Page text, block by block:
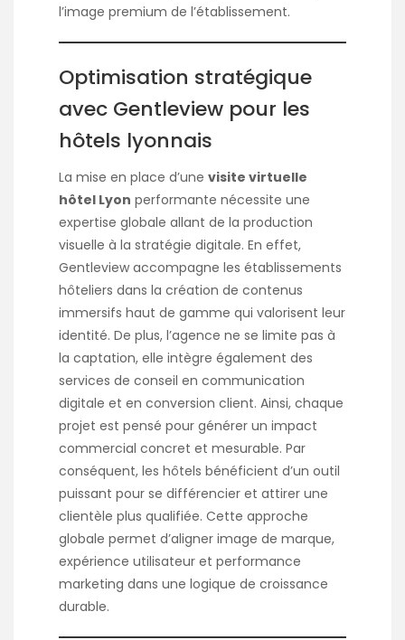
l’image premium de l’établissement.
Optimisation stratégique
avec Gentleview pour les
hôtels lyonnais
La mise en place d’une visite virtuelle
hôtel Lyon performante nécessite une
expertise globale allant de la production
visuelle à la stratégie digitale. En effet,
Gentleview accompagne les établissements
hôteliers dans la création de contenus
immersifs haut de gamme qui valorisent leur
identité. De plus, l’agence ne se limite pas à
la captation, elle intègre également des
services de conseil en communication
digitale et en conversion client. Ainsi, chaque
projet est pensé pour générer un impact
commercial concret et mesurable. Par
conséquent, les hôtels bénéficient d’un outil
puissant pour se différencier et attirer une
clientèle plus qualifiée. Cette approche
globale permet d’aligner image de marque,
expérience utilisateur et performance
marketing dans une logique de croissance
durable.